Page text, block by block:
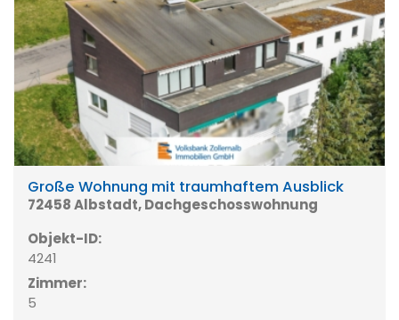
Große Wohnung mit traumhaftem Ausblick
72458 Albstadt, Dachgeschosswohnung
Objekt-ID:
4241
Zimmer:
5